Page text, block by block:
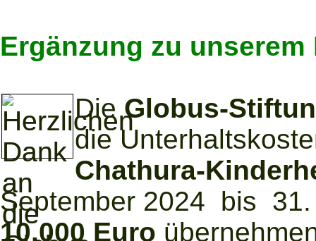
Ergänzung zu
DieGlobus-
die
Chathura-
September 2024 bis
10.000 Euro